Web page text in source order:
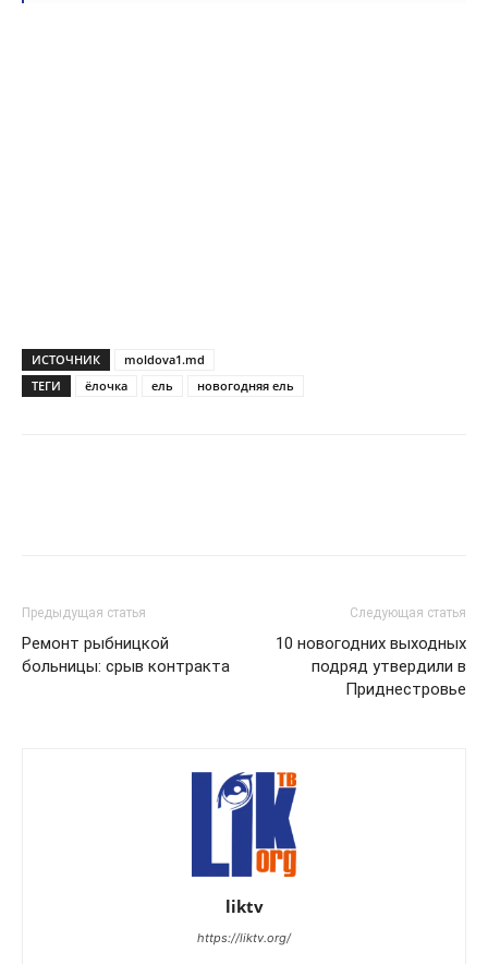
ИСТОЧНИК
moldova1.md
ТЕГИ
ёлочка ель новогодняя ель
Предыдущая статья
Ремонт рыбницкой
больницы: срыв контракта
Следующая статья
10 новогодних выходных
подряд утвердили в
Приднестровье
liktv
https://liktv.org/